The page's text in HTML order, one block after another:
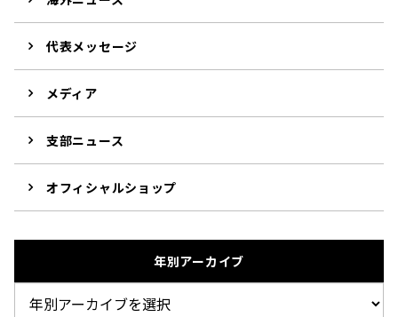
代表メッセージ
メディア
支部ニュース
オフィシャルショップ
年別アーカイブ